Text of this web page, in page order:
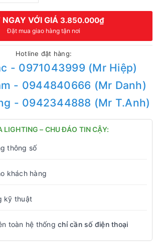
VỚI GIÁ 3.850.000₫
Đặt mua giao hàng tận nơi
Hotline đặt hàng:
- 0971043999 (Mr Hiệp)
- 0944840666 (Mr Danh)
- 0942344888 (Mr T.Anh)
LIGHTING – CHU ĐÁO TIN CẬY:
thông số
khách hàng
kỹ thuật
toàn hệ thống chỉ cần số điện thoại